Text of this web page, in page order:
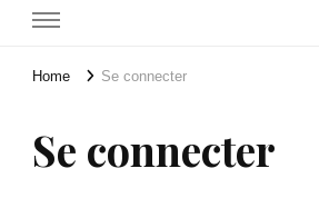
Home Se connecter
Se connecter